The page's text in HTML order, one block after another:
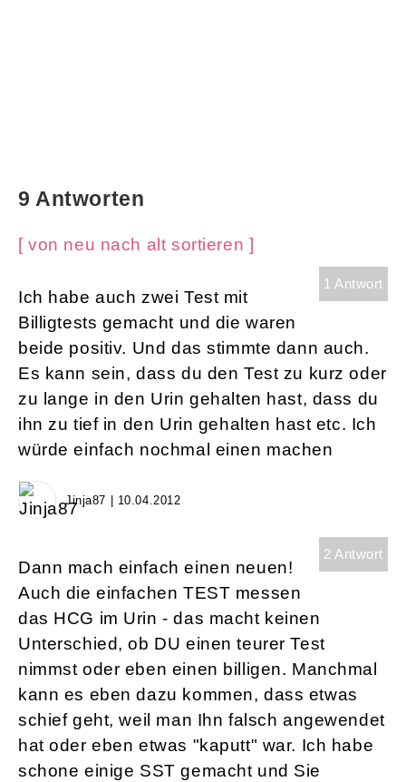
9 Antworten
[ von neu nach alt sortieren ]
1 Antwort
Ich habe auch zwei Test mit
Billigtests gemacht und die waren
beide positiv. Und das stimmte dann auch.
Es kann sein, dass du den Test zu kurz oder
zu lange in den Urin gehalten hast, dass du
ihn zu tief in den Urin gehalten hast etc. Ich
würde einfach nochmal einen machen
Jinja87 | 10.04.2012
2 Antwort
Dann mach einfach einen neuen!
Auch die einfachen TEST messen
das HCG im Urin - das macht keinen
Unterschied, ob DU einen teurer Test
nimmst oder eben einen billigen. Manchmal
kann es eben dazu kommen, dass etwas
schief geht, weil man Ihn falsch angewendet
hat oder eben etwas "kaputt" war. Ich habe
schone einige SST gemacht und Sie